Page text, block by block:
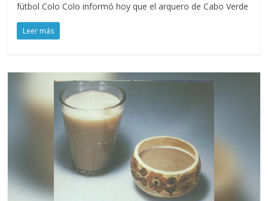
fútbol Colo Colo informó hoy que el arquero de Cabo Verde
Leer más